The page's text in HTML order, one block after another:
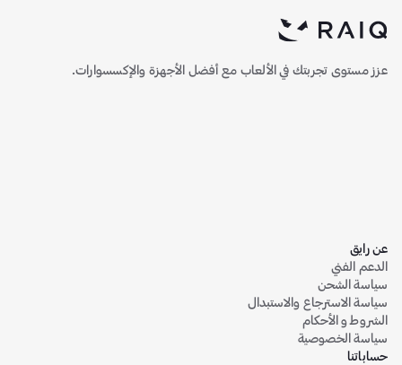
عزز مستوى تجربتك في الألعاب مع أفضل الأجهزة والإكسسوارات.
عن رايق
الدعم الفني
سياسة الشحن
سياسة الاسترجاع والاستبدال
الشروط و الأحكام
سياسة الخصوصية
حساباتنا